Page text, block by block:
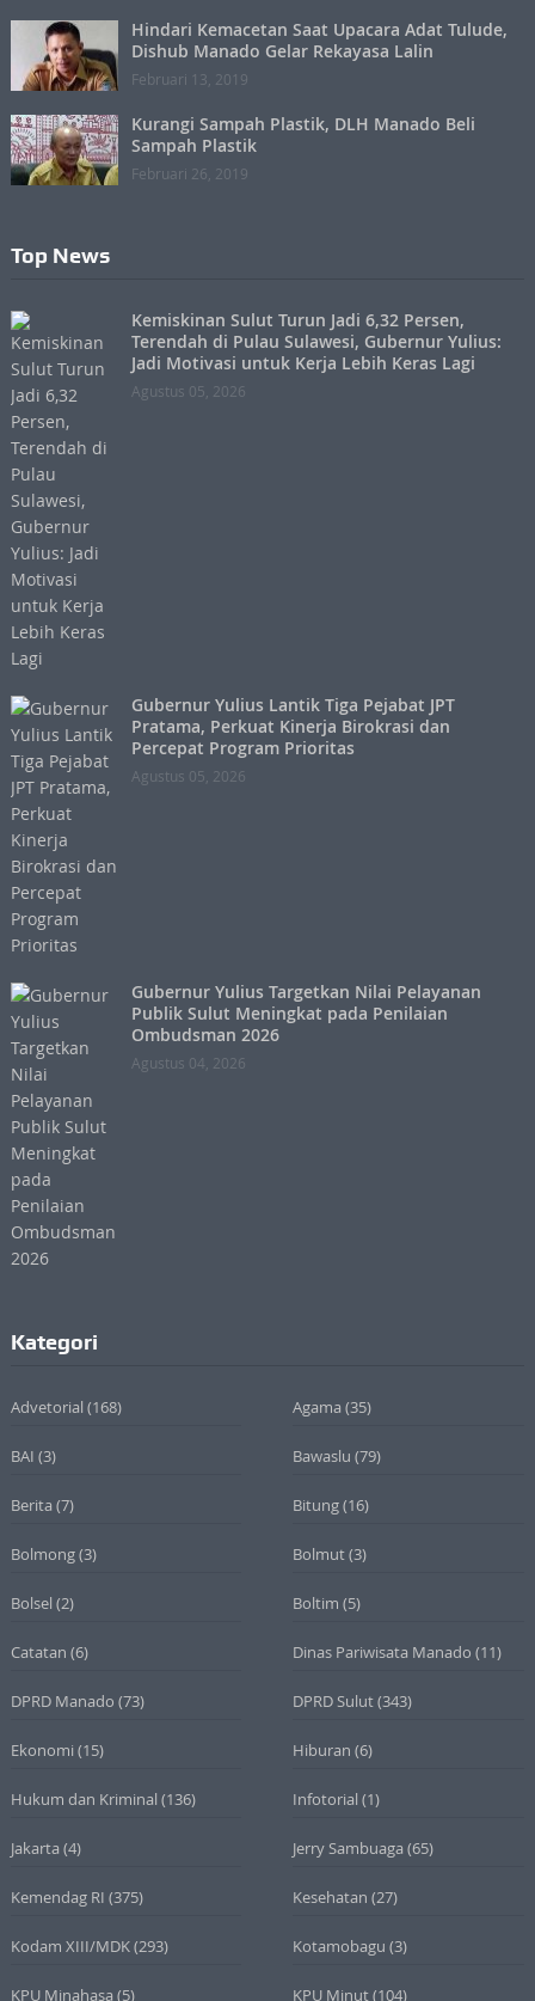
Hindari Kemacetan Saat Upacara Adat Tulude,
Dishub Manado Gelar Rekayasa Lalin
Februari 13, 2019
Kurangi Sampah Plastik, DLH Manado Beli
Sampah Plastik
Februari 26, 2019
Top News
Kemiskinan Sulut Turun Jadi 6,32 Persen,
Terendah di Pulau Sulawesi, Gubernur Yulius:
Jadi Motivasi untuk Kerja Lebih Keras Lagi
Agustus 05, 2026
Gubernur Yulius Lantik Tiga Pejabat JPT
Pratama, Perkuat Kinerja Birokrasi dan
Percepat Program Prioritas
Agustus 05, 2026
Gubernur Yulius Targetkan Nilai Pelayanan
Publik Sulut Meningkat pada Penilaian
Ombudsman 2026
Agustus 04, 2026
Kategori
Advetorial (168) Agama (35)
BAI (3) Bawaslu (79)
Berita (7) Bitung(16)
Bolmong(3) Bolmut(3)
Bolsel (2) Boltim (5)
Catatan (6) Dinas Pariwisata Manado (11)
DPRD Manado (73) DPRD Sulut(343)
Ekonomi (15) Hiburan (6)
Hukum dan Kriminal (136) Infotorial (1)
Jakarta (4) Jerry Sambuaga (65)
Kemendag RI (375) Kesehatan (27)
Kodam XIII/MDK(293) Kotamobagu (3)
KPU Minahasa (5) KPU Minut(104)